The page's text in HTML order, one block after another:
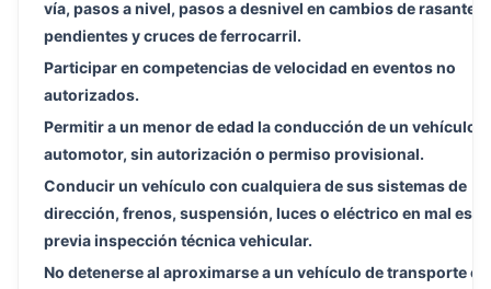
vía, pasos a nivel, pasos a desnivel en cambios de rasante,
pendientes y cruces de ferrocarril.
Participar en competencias de velocidad en eventos no
autorizados.
Permitir a un menor de edad la conducción de un vehículo
automotor, sin autorización o permiso provisional.
Conducir un vehículo con cualquiera de sus sistemas de
dirección, frenos, suspensión, luces o eléctrico en mal
previa inspección técnica vehicular.
No detenerse al aproximarse a un vehículo de transporte